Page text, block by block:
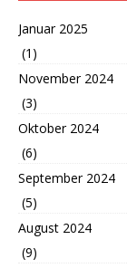
Januar 2025
(1)
November 2024
(3)
Oktober 2024
(6)
September 2024
(5)
August 2024
(9)